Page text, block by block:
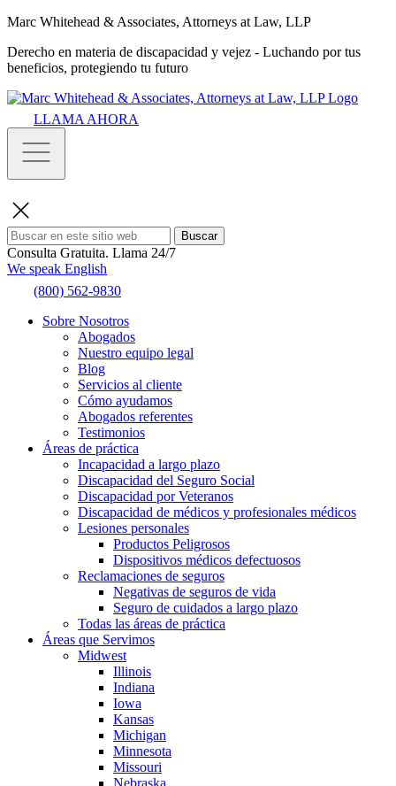
Marc Whitehead & Associates, Attorneys at Law, LLP
Derecho en materia de discapacidad y vejez - Luchando por tus
beneficios, protegiendo tu futuro
LLAMA AHORA
Buscar
Consulta Gratuita. Llama 24/7
We speak English
(800) 562-9830
Sobre Nosotros
Abogados
Nuestro equipo legal
Blog
Servicios al cliente
Cómo ayudamos
Abogados referentes
Testimonios
Áreas de práctica
Incapacidad a largo plazo
Discapacidad del Seguro Social
Discapacidad por Veteranos
Discapacidad de médicos y profesionales médicos
Lesiones personales
Productos Peligrosos
Dispositivos médicos defectuosos
Reclamaciones de seguros
Negativas de seguros de vida
Seguro de cuidados a largo plazo
Todas las áreas de práctica
Áreas que Servimos
Midwest
Illinois
Indiana
Iowa
Kansas
Michigan
Minnesota
Missouri
Nebraska